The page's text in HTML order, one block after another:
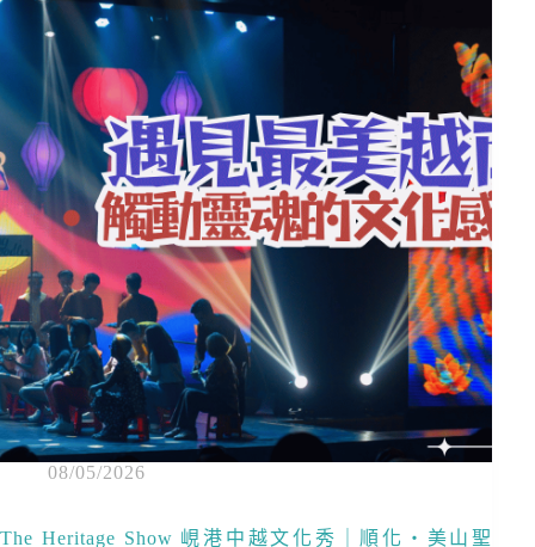
08/05/2026
The Heritage Show 峴港中越文化秀｜順化・美山聖